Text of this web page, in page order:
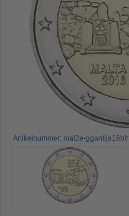
Artikelnummer: mal2e-ggantija16bfr